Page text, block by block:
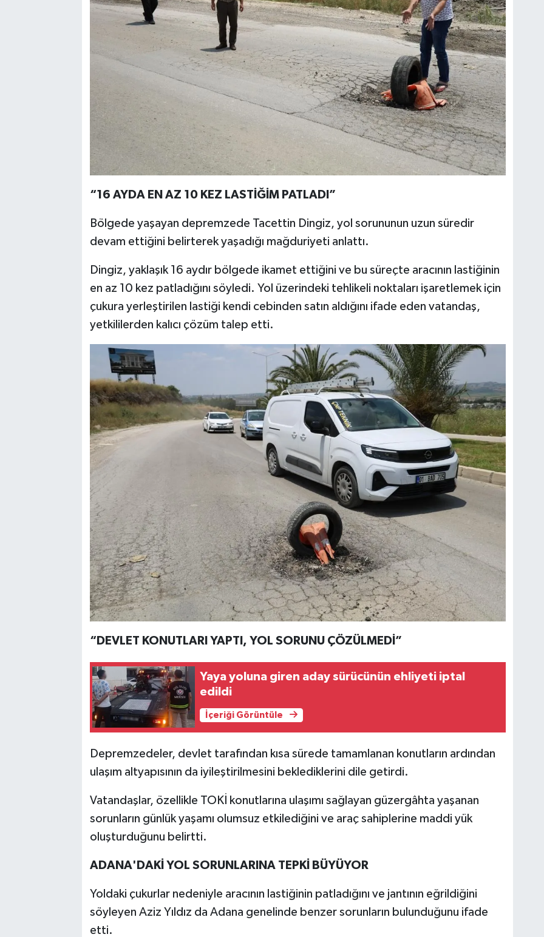
“16 AYDA EN AZ 10 KEZ LASTİĞİM PATLADI”
Bölgede yaşayan depremzede Tacettin Dingiz, yol sorununun uzun süredir
devam ettiğini belirterek yaşadığı mağduriyeti anlattı.
Dingiz, yaklaşık 16 aydır bölgede ikamet ettiğini ve bu süreçte aracının lastiğinin
en az 10 kez patladığını söyledi. Yol üzerindeki tehlikeli noktaları işaretlemek için
çukura yerleştirilen lastiği kendi cebinden satın aldığını ifade eden vatandaş,
yetkililerden kalıcı çözüm talep etti.
“DEVLET KONUTLARI YAPTI, YOL SORUNU ÇÖZÜLMEDİ”
Yaya yoluna giren aday sürücünün ehliyeti iptal
edildi
İçeriği Görüntüle
Depremzedeler, devlet tarafından kısa sürede tamamlanan konutların ardından
ulaşım altyapısının da iyileştirilmesini beklediklerini dile getirdi.
Vatandaşlar, özellikle TOKİ konutlarına ulaşımı sağlayan güzergâhta yaşanan
sorunların günlük yaşamı olumsuz etkilediğini ve araç sahiplerine maddi yük
oluşturduğunu belirtti.
ADANA'DAKİ YOL SORUNLARINA TEPKİ BÜYÜYOR
Yoldaki çukurlar nedeniyle aracının lastiğinin patladığını ve jantının eğrildiğini
söyleyen Aziz Yıldız da Adana genelinde benzer sorunların bulunduğunu ifade
etti.